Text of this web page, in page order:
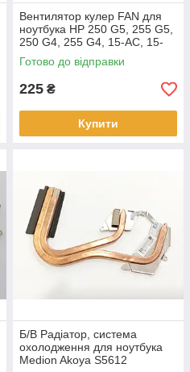
Вентилятор кулер FAN для
ноутбука HP 250 G5, 255 G5,
250 G4, 255 G4, 15-AC, 15-
AY, 15-AF
Готово до відправки
225 ₴
Купити
Б/В Радіатор, система
охолодження для ноутбука
Medion Akoya S5612